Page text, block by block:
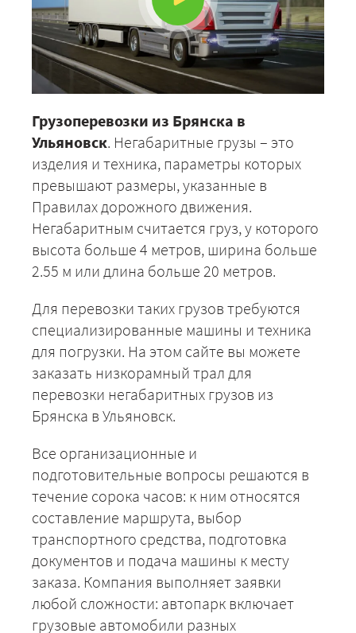
Грузоперевозки из Брянска в
Ульяновск. Негабаритные грузы – это
изделия и техника, параметры которых
превышают размеры, указанные в
Правилах дорожного движения.
Негабаритным считается груз, у которого
высота больше 4 метров, ширина больше
2.55 м или длина больше 20 метров.
Для перевозки таких грузов требуются
специализированные машины и техника
для погрузки. На этом сайте вы можете
заказать низкорамный трал для
перевозки негабаритных грузов из
Брянска в Ульяновск.
Все организационные и
подготовительные вопросы решаются в
течение сорока часов: к ним относятся
составление маршрута, выбор
транспортного средства, подготовка
документов и подача машины к месту
заказа. Компания выполняет заявки
любой сложности: автопарк включает
грузовые автомобили разных